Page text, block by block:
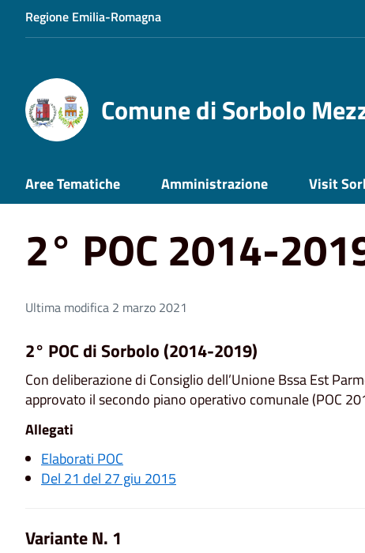
Regione Emilia-Romagna
Comune di Sorbolo
Aree Tematiche Amministrazione Visit
Home 2° POC 2014-2019 di Sorbolo
2° POC 2014-
Ultima modifica 2 marzo 2021
2° POC di Sorbolo (2014-2019)
Con deliberazione di Consiglio dell’Unione Bssa Est
approvato il secondo piano operativo comunale (POC
Allegati
Elaborati POC
Del 21 del 27 giu 2015
Variante N. 1